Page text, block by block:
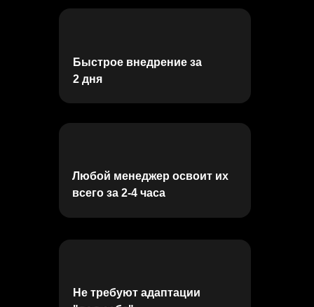
Быстрое внедрение за
2 дня
Любой менеджер освоит их
всего за 2-4 часа
Не требуют адаптации